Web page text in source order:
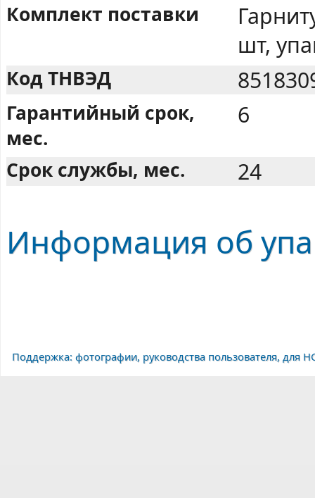
Комплект поставки
шт,
Код ТНВЭД
Гарантийный срок,
мес.
6
Срок службы, мес. 24
Информация об
Поддержка: фотографии, руководства пользователя, для